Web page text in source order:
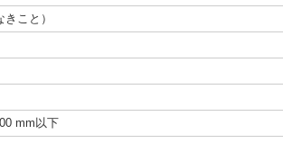
こと）
mm以下